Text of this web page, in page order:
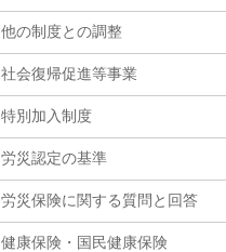
他の制度との調整
社会復帰促進等事業
特別加入制度
労災認定の基準
労災保険に関する質問と回答
健康保険・国民健康保険